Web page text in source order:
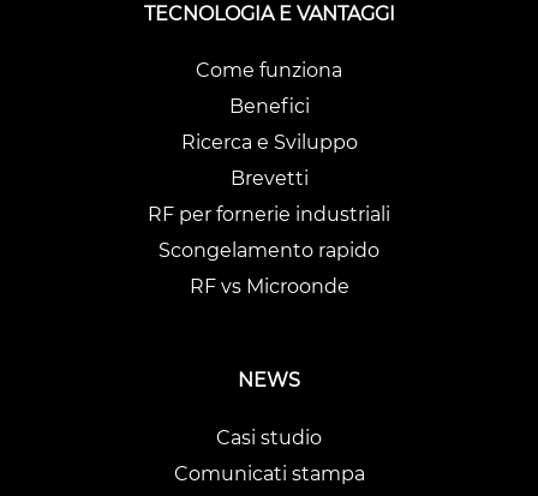
TECNOLOGIA E VANTAGGI
Come funziona
Benefici
Ricerca e Sviluppo
Brevetti
RF per fornerie industriali
Scongelamento rapido
RF vs Microonde
NEWS
Casi studio
Comunicati stampa